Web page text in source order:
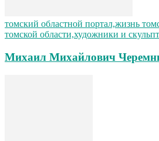
томский областной портал,жизнь
томской области,художники и
Михаил Михайлович